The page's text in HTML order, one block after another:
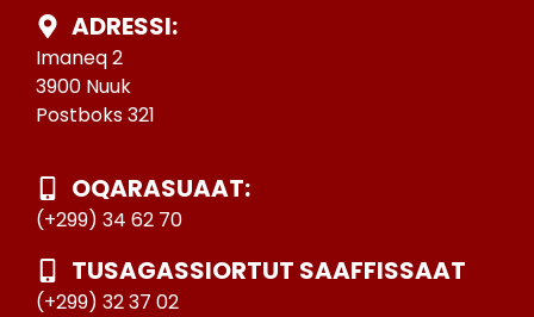
ADRESSI:
Imaneq 2
3900 Nuuk
Postboks 321
OQARASUAAT:
(+299) 34 62 70
TUSAGASSIORTUT SAAFFISSAAT
(+299) 32 37 02